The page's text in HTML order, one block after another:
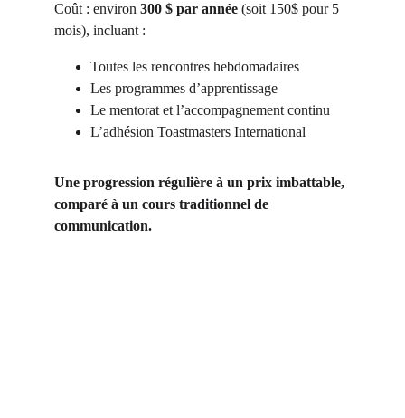
Coût : environ 300 $ par année (soit 150$ pour 5
mois), incluant :
Toutes les rencontres hebdomadaires
Les programmes d’apprentissage
Le mentorat et l’accompagnement continu
L’adhésion Toastmasters International
Une progression régulière à un prix imbattable,
comparé à un cours traditionnel de
communication.